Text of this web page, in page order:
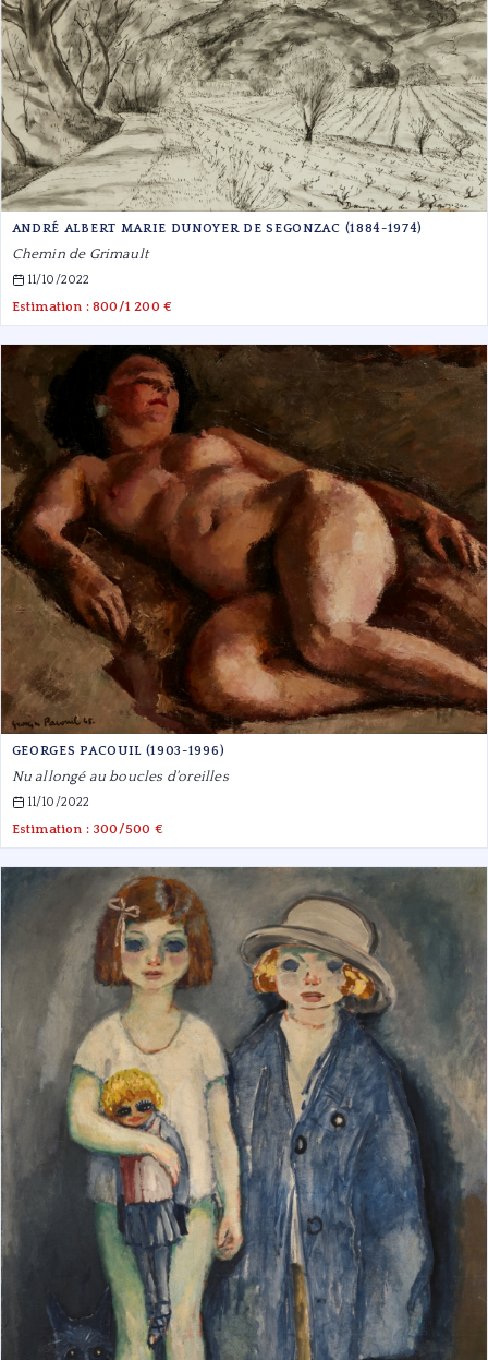
ANDRÉ ALBERT MARIE DUNOYER DE SEGONZAC (1884-1974)
Chemin de Grimault
11/10/2022
Estimation : 800/1 200 €
GEORGES PACOUIL (1903-1996)
Nu allongé au boucles d'oreilles
11/10/2022
Estimation : 300/500 €